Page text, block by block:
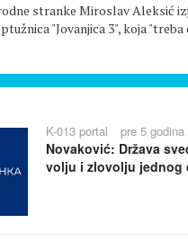
stranke Miroslav Aleksić
"Jovanjica 3", koja "treba
K-013 portal pre 5 godina
Novaković: Država
volju i zlovolju jednog